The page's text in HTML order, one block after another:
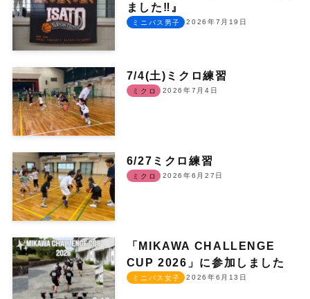
ました‼︎』
2026年7月19日
ミニバス男子
7/4(土)ミクロ練習
2026年7月4日
ミクロ
6/27ミクロ練習
2026年6月27日
ミクロ
「MIKAWA CHALLENGE
CUP 2026」に参加しました
2026年6月13日
ミニバス女子